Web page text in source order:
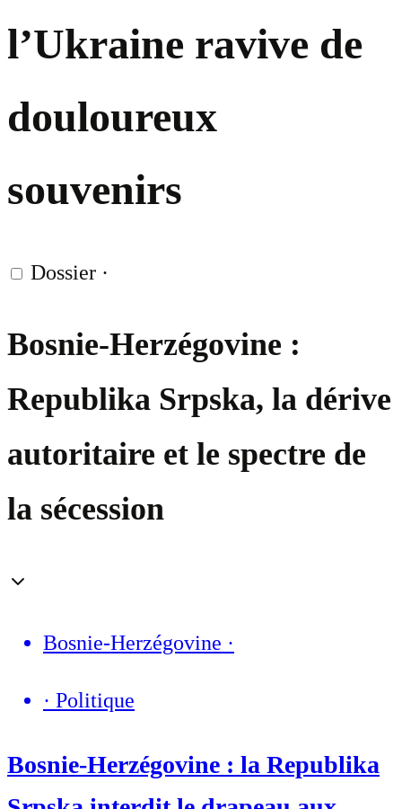
l’Ukraine ravive de
douloureux
souvenirs
Dossier ·
Bosnie-Herzégovine :
Republika Srpska, la dérive
autoritaire et le spectre de
la sécession
Bosnie-Herzégovine ·
· Politique
Bosnie-Herzégovine : la Republika